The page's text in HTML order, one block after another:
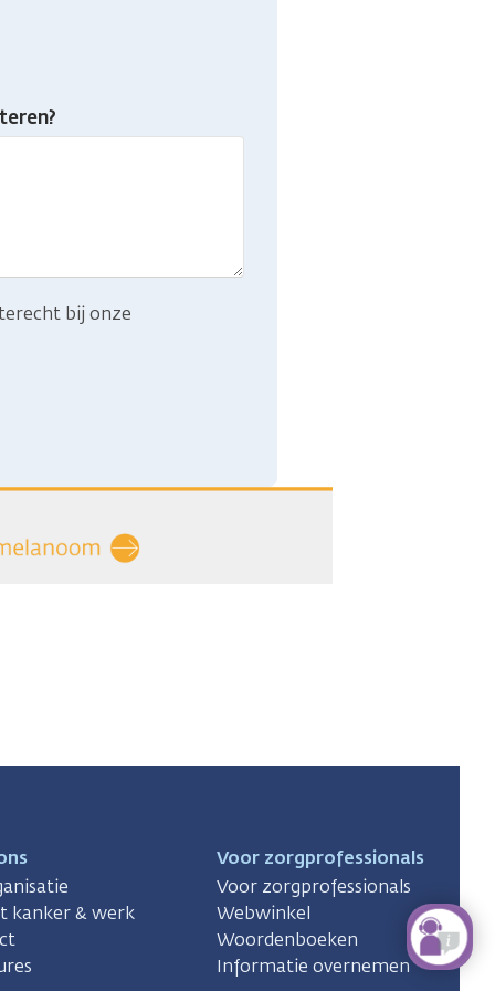
bij onze
kanker & werk
Voor zorgprofessionals
Voor zorgprofessionals
Webwinkel
Woordenboeken
Informatie overnemen